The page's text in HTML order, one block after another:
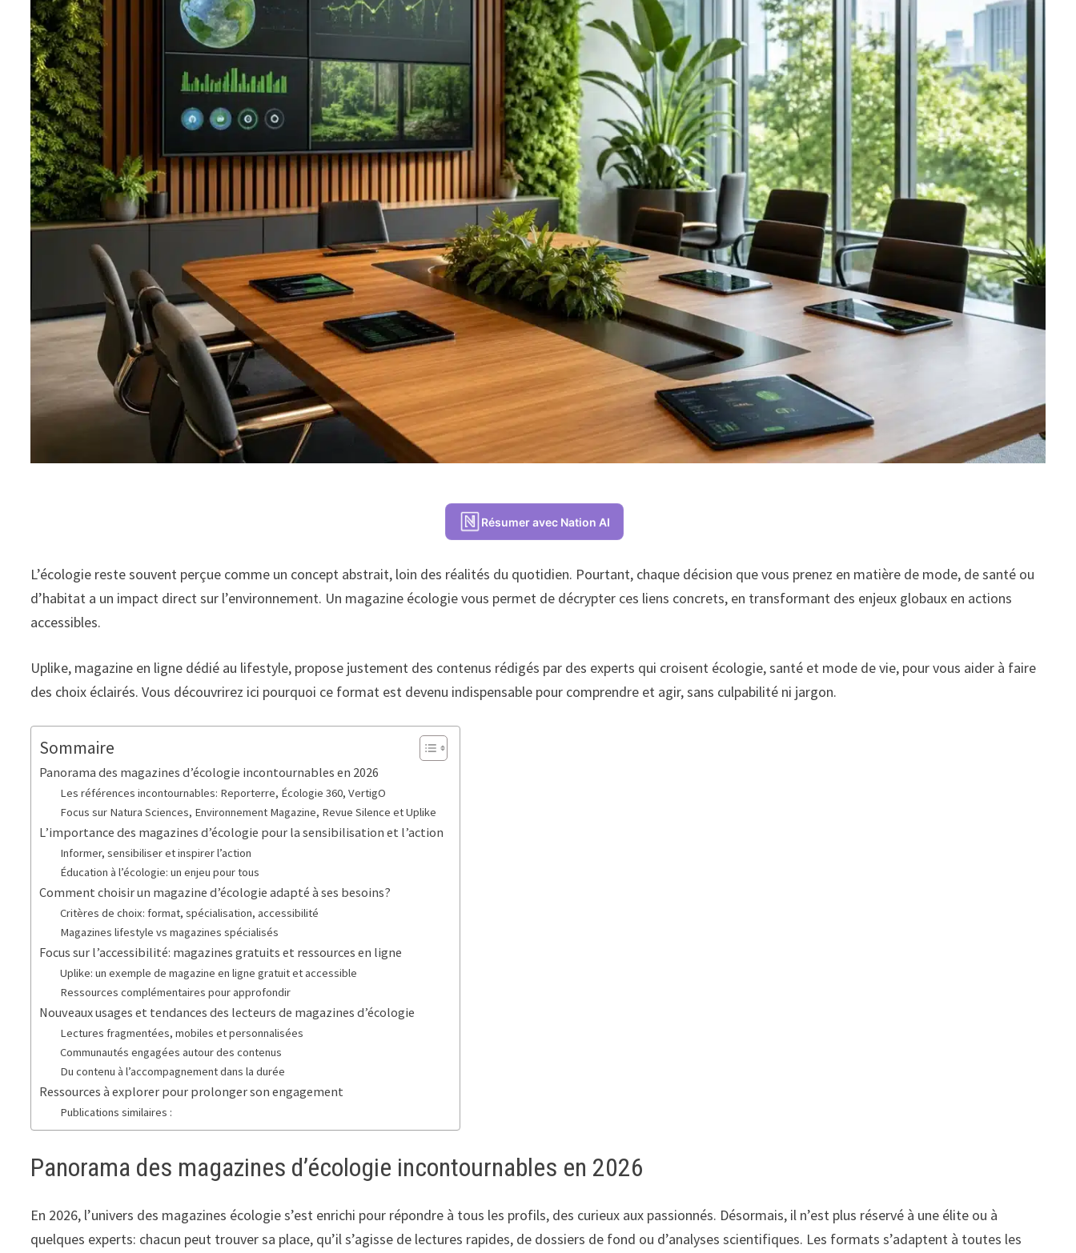
Résumer avec Nation AI
L’écologie reste souvent perçue comme un concept abstrait, loin des réalités du quotidien. Pourtant, chaque décision que vous prenez en matière de mode, de santé ou
d’habitat a un impact direct sur l’environnement. Un magazine écologie vous permet de décrypter ces liens concrets, en transformant des enjeux globaux en actions
accessibles.
Uplike, magazine en ligne dédié au lifestyle, propose justement des contenus rédigés par des experts qui croisent écologie, santé et mode de vie, pour vous aider à faire
des choix éclairés. Vous découvrirez ici pourquoi ce format est devenu indispensable pour comprendre et agir, sans culpabilité ni jargon.
Sommaire
Panorama des magazines d’écologie incontournables en 2026
Les références incontournables: Reporterre, Écologie 360, VertigO
Focus sur Natura Sciences, Environnement Magazine, Revue Silence et Uplike
L’importance des magazines d’écologie pour la sensibilisation et l’action
Informer, sensibiliser et inspirer l’action
Éducation à l’écologie: un enjeu pour tous
Comment choisir un magazine d’écologie adapté à ses besoins?
Critères de choix: format, spécialisation, accessibilité
Magazines lifestyle vs magazines spécialisés
Focus sur l’accessibilité: magazines gratuits et ressources en ligne
Uplike: un exemple de magazine en ligne gratuit et accessible
Ressources complémentaires pour approfondir
Nouveaux usages et tendances des lecteurs de magazines d’écologie
Lectures fragmentées, mobiles et personnalisées
Communautés engagées autour des contenus
Du contenu à l’accompagnement dans la durée
Ressources à explorer pour prolonger son engagement
Publications similaires :
Panorama des magazines d’écologie incontournables en 2026
En 2026, l’univers des magazines écologie s’est enrichi pour répondre à tous les profils, des curieux aux passionnés. Désormais, il n’est plus réservé à une élite ou à
quelques experts: chacun peut trouver sa place, qu’il s’agisse de lectures rapides, de dossiers de fond ou d’analyses scientifiques. Les formats s’adaptent à toutes les